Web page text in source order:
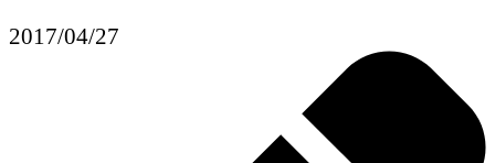
2017/04/27